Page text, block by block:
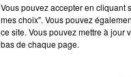
Vous pouvez accepter en cliquant
mes choix". Vous pouvez
ce site. Vous pouvez mettre à jour
bas de chaque page.